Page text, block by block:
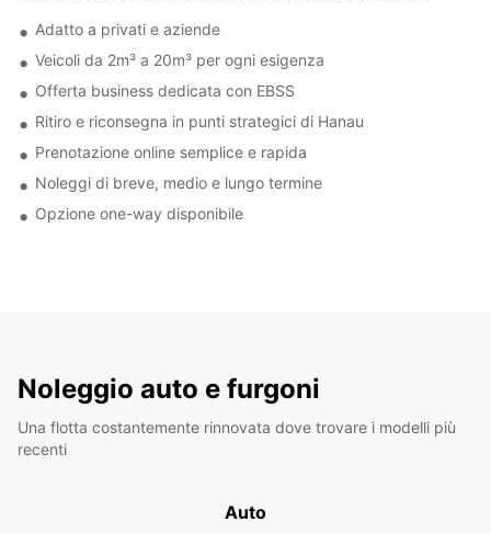
Adatto a privati e aziende
Veicoli da 2m³ a 20m³ per ogni esigenza
Offerta business dedicata con EBSS
Ritiro e riconsegna in punti strategici di Hanau
Prenotazione online semplice e rapida
Noleggi di breve, medio e lungo termine
Opzione one-way disponibile
Noleggio auto e furgoni
Una flotta costantemente rinnovata dove trovare i modelli più
recenti
Auto